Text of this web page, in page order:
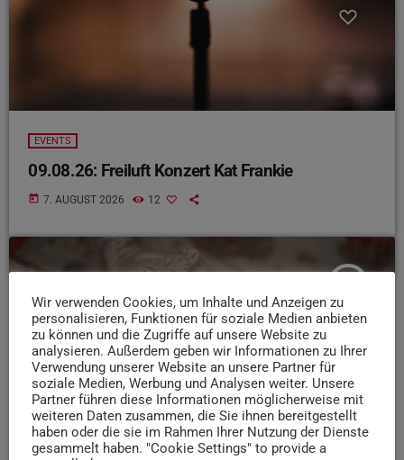
EVENTS
09.08.26: Freiluft Konzert Kat Frankie
today 7. AUGUST 2026 12
Wir verwenden Cookies, um Inhalte und Anzeigen zu
personalisieren, Funktionen für soziale Medien anbieten
zu können und die Zugriffe auf unsere Website zu
analysieren. Außerdem geben wir Informationen zu Ihrer
Verwendung unserer Website an unsere Partner für
soziale Medien, Werbung und Analysen weiter. Unsere
Partner führen diese Informationen möglicherweise mit
weiteren Daten zusammen, die Sie ihnen bereitgestellt
haben oder die sie im Rahmen Ihrer Nutzung der Dienste
gesammelt haben. "Cookie Settings" to provide a